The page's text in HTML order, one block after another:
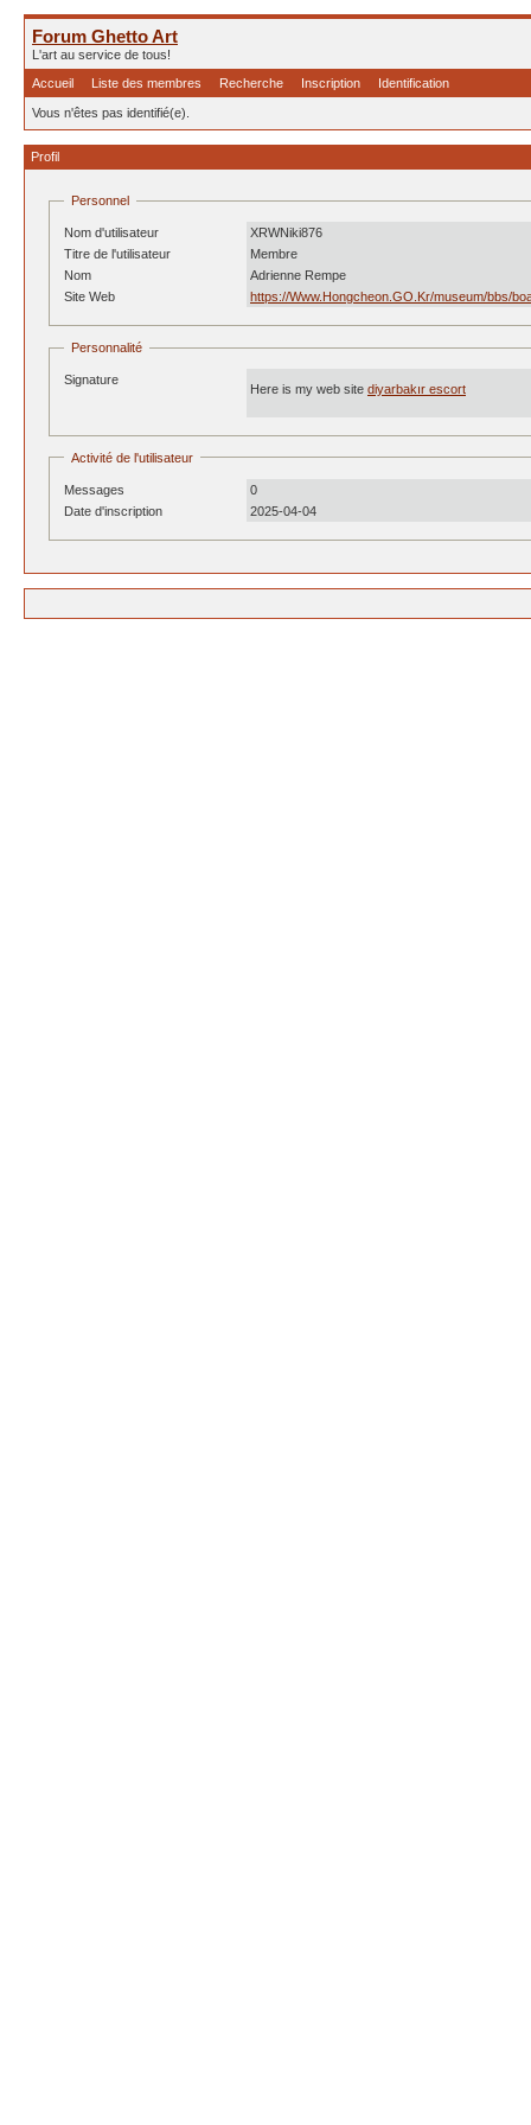
Forum Ghetto Art
L'art au service de tous!
Accueil
Liste des membres Recherche Inscription Identification
Vous n'êtes pas identifié(e).
Profil
Personnel
Nom d'utilisateur
XRWNiki876
Titre de l'utilisateur
Membre
Nom
Adrienne Rempe
Site Web
https://Www.Hongcheon.GO.Kr/museum/bbs/
Personnalité
Signature
Here is my web site diyarbakır escort
Activité de l'utilisateur
Messages
0
Date d'inscription
2025-04-04